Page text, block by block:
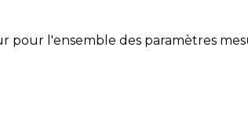
l'ensemble des paramètres